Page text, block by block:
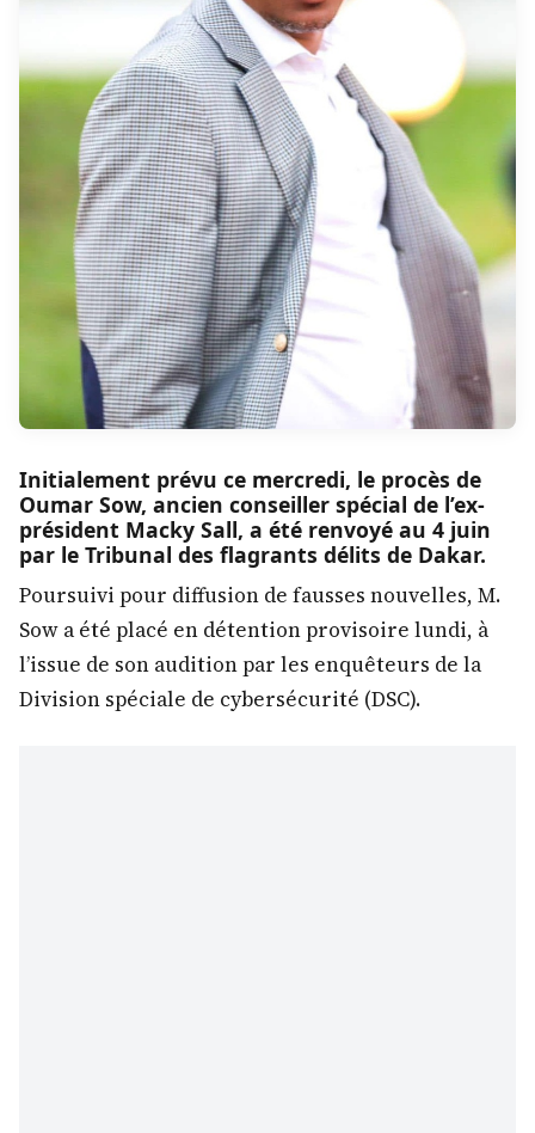
Initialement prévu ce mercredi, le procès de
Oumar Sow, ancien conseiller spécial de l’ex-
président Macky Sall, a été renvoyé au 4 juin
par le Tribunal des flagrants délits de Dakar.
Poursuivi pour diffusion de fausses nouvelles, M.
Sow a été placé en détention provisoire lundi, à
l’issue de son audition par les enquêteurs de la
Division spéciale de cybersécurité (DSC).